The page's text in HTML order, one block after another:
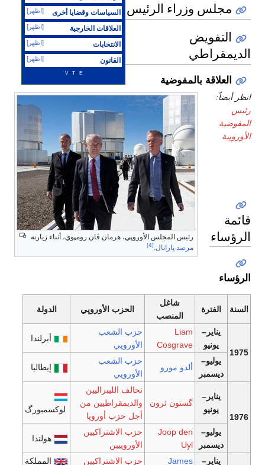
السياسات وقضايا أخرى [اظهر]
العلاقات الخارجية [اظهر]
الانتخابات [اظهر]
القانون
[اظهر]
v
t e
رئيس المجلس الأوروپي، هرمان ڤان رومپوي، أثناء زيارته
مرصد پارانال.
[4]
مجلس وزراء الرئيس
التفويض
الديمقراطي
العلاقة بالمفوضية
انظر أيضاً:
رئيس
المفوضية
الأوروپية
قائمة
الرؤساء
الرؤساء
السنة الفترة
شاغل
المنصب
الحزب الأوروپي الدولة
1975
يناير–
يونيو
Liam
Cosgrave
حزب الشعب
الأوروپي
أيرلندا
يوليو–
ديسمبر
ألدو مورو
حزب الشعب
الأوروپي
إيطاليا
1976
يناير–
يونيو
گستون ثرون
تحالف الليبراليين
والديمقراطيين من
أجل حزب أوروپا
لوكسمبورگ
يوليو–
ديسمبر
Joop den
Uyl
حزب الاشتراكيين
الأوروپيين
هولندا
يناير– James حزب الاشتراكيين المملكة